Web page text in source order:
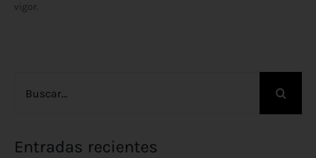
vigor.
Entradas recientes